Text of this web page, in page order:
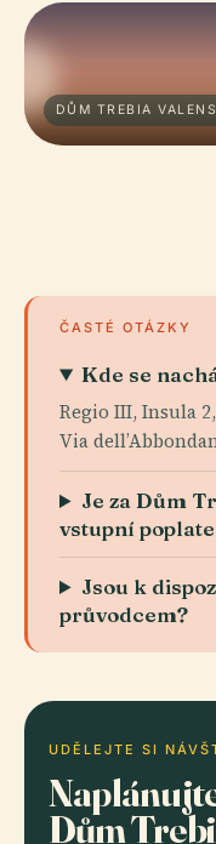
DŮM TREBIA
ČASTÉ OTÁZKY
Kde se
Regio III, Insula
Via
Je za Dům
vstupní
Jsou k
průvodcem?
UDĚLEJTE SI
Dům